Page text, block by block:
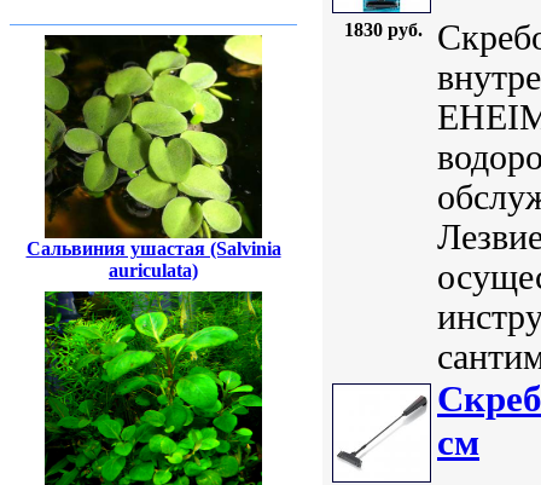
Сальвиния ушастая (Salvinia
auriculata)
1830 руб.
см